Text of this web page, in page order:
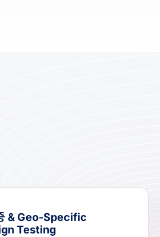
& Geo-Specific
Testing